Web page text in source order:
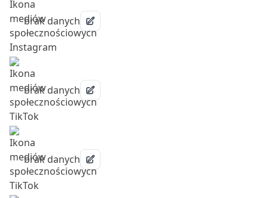
brak danych
brak danych
brak danych